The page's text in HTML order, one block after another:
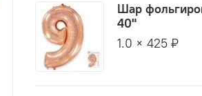
Шар
40"
1.0 × 425 ₽